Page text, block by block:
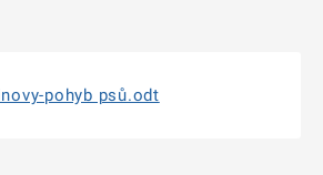
pohyb psů.odt